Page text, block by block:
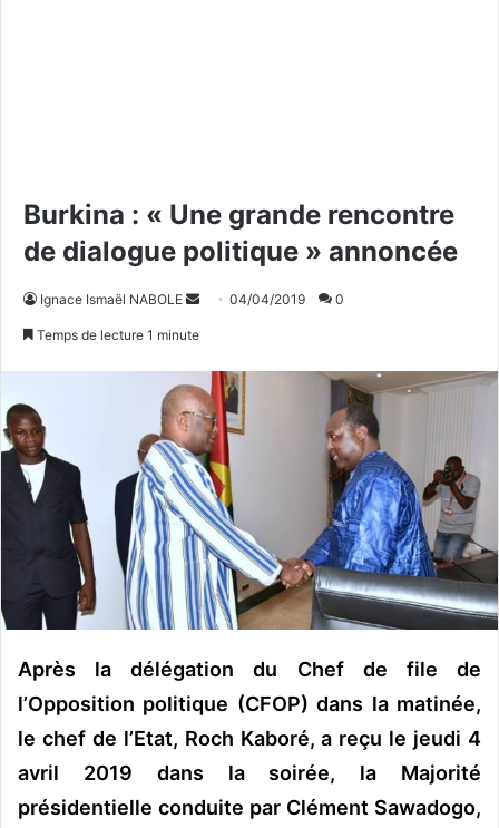
Burkina : « Une grande rencontre
de dialogue politique » annoncée
Ignace Ismaël NABOLE
y
e
r
u
n
c
o
u
r
i
e
04/04/2019 0
Temps de lecture 1 minute
Après la délégation du Chef de file de
l’Opposition politique (CFOP) dans la matinée,
le chef de l’Etat, Roch Kaboré, a reçu le jeudi 4
avril 2019 dans la soirée, la Majorité
présidentielle conduite par Clément Sawadogo,